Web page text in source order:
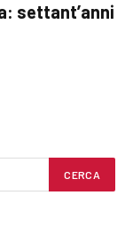
settant’anni